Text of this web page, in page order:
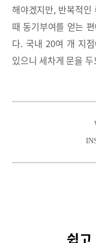
해야겠지만, 반복적
때 동기부여를 얻는
다. 국내 20여 개 지
있으니 세차게 문을
쉽